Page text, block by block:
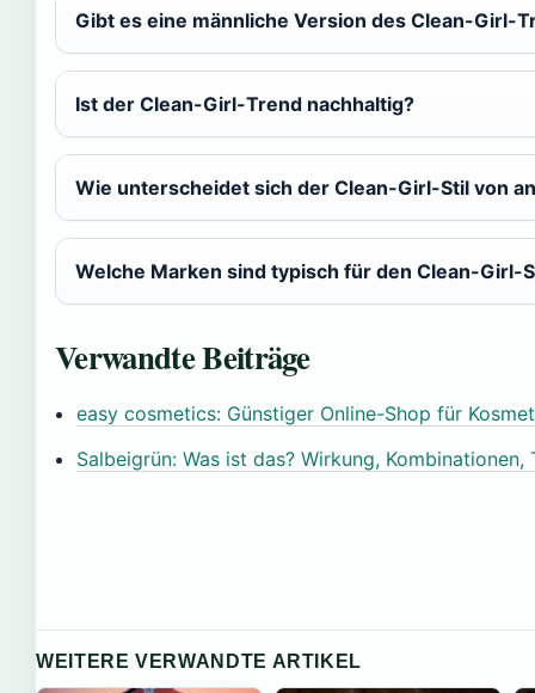
Gibt es eine männliche Version des Clean-Girl-
Ist der Clean-Girl-Trend nachhaltig?
Wie unterscheidet sich der Clean-Girl-Stil von
Welche Marken sind typisch für den Clean-Girl-
Verwandte Beiträge
easy cosmetics: Günstiger Online-Shop für
Salbeigrün: Was ist das? Wirkung,
WEITERE VERWANDTE ARTIKEL